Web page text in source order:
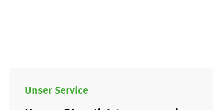
Unser Service